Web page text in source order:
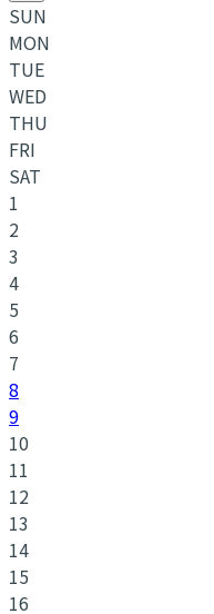
SUN
MON
TUE
WED
THU
FRI
SAT
1
2
3
4
5
6
7
8
9
10
11
12
13
14
15
16